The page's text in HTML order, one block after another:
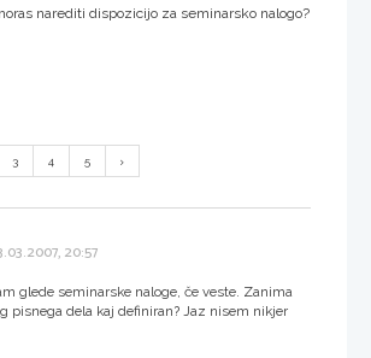
narediti dispozicijo za seminarsko nalogo?
3 4 5
20:57
glede seminarske naloge, če veste. Zanima
pisnega dela kaj definiran? Jaz nisem nikjer